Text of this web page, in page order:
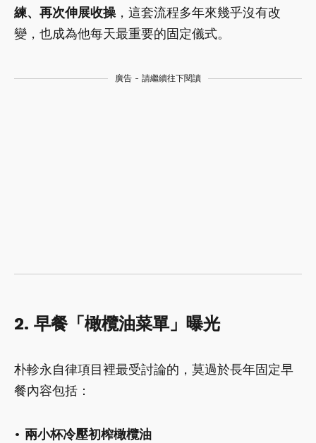
練、再次伸展收操，這套流程多年來幾乎沒有改
變，也成為他每天最重要的固定儀式。
廣告 - 請繼續往下閱讀
2. 早餐「橄欖油菜單」曝光
朴軫永自律項目裡最受討論的，莫過於長年固定早
餐內容包括：
• 兩小杯冷壓初榨橄欖油